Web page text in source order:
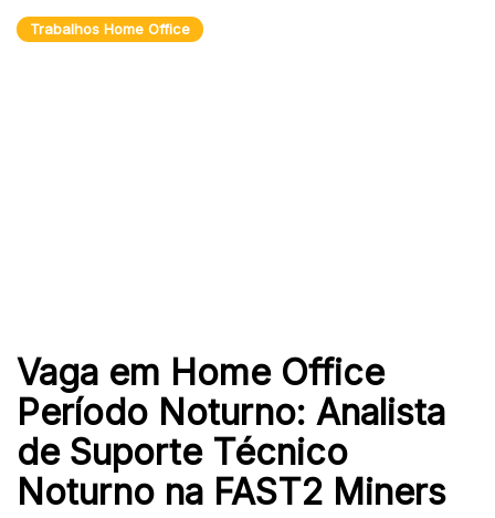
Trabalhos Home Office
Vaga em Home Office
Período Noturno: Analista
de Suporte Técnico
Noturno na FAST2 Miners